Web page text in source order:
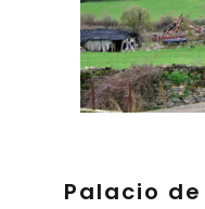
Palacio